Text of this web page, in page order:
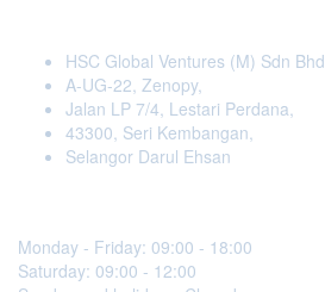
HSC Global Ventures (M) Sdn Bhd
A-UG-22, Zenopy,
Jalan LP 7/4, Lestari Perdana,
43300, Seri Kembangan,
Selangor Darul Ehsan
Monday - Friday: 09:00 - 18:00
Saturday: 09:00 - 12:00